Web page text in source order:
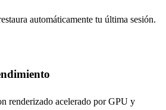
automáticamente tu última sesión.
renderizado acelerado por GPU y